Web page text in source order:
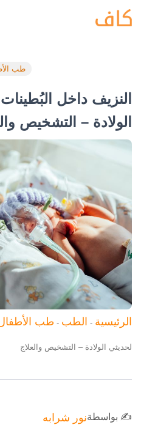
طب
النزيف داخل
الولادة – التشخيص
الرئيسية - الطب - طب
لحديثي الولادة – التشخيص والعلاج
✍️ بواسطةنور شرابه